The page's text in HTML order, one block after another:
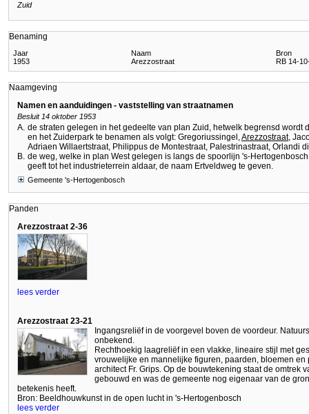
Zuid
Benaming
Jaar Naam
Bron
1953
Arezzostraat RB 14-
Naamgeving
Namen en aanduidingen - vaststelling van straatnamen
Besluit 14 oktober 1953
A. de straten gelegen in het gedeelte van plan Zuid, hetwelk begrensd wordt
en het Zuiderpark te benamen als volgt: Gregoriussingel,Arezzostraat,
Adriaen Willaertstraat, Philippus de Montestraat, Palestrinastraat, Orlandi
B. de weg, welke in plan West gelegen is langs de spoorlijn 's-
geeft tot het industrieterrein aldaar, de naam Ertveldweg te geven.
Gemeente 's-Hertogenbosch
Panden
Arezzostraat 2-36
lees verder
Arezzostraat 23-21
Ingangsreliëf in de voorgevel boven de voordeur.
onbekend.
Rechthoekig laagreliëf in een vlakke, lineaire stijl met
vrouwelijke en mannelijke figuren, paarden, bloemen
architect Fr. Grips. Op de bouwtekening staat de omtrek
gebouwd en was de gemeente nog eigenaar van de
betekenis heeft.
Bron: Beeldhouwkunst in de open lucht in 's-Hertogenbosch
lees verder